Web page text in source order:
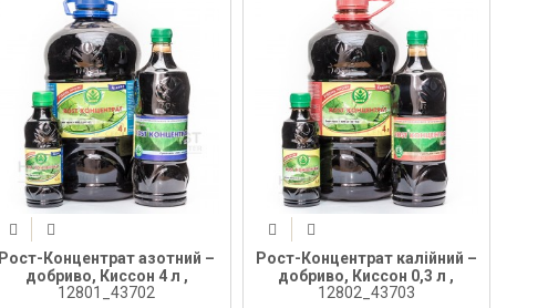
Рост-Концентрат азотний –
добриво, Киссон 4 л ,
12801_43702
Рост-Концентрат калійний –
добриво, Киссон 0,3 л ,
12802_43703